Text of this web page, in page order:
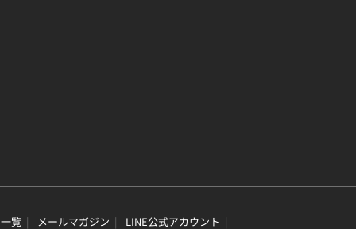
覧 メールマガジン LINE公式アカウント